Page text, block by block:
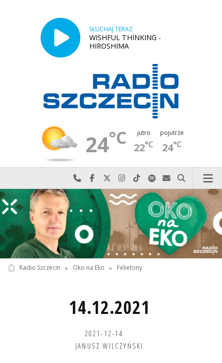
SŁUCHAJ TERAZ
WISHFUL THINKING -
HIROSHIMA
24°C jutro
22°C
pojutrze
24°C
Najlepiej po prostu do nas zadzwoń
Odwiedź nas na Facebook-u
Odwiedź nas na X
Odwiedź nas na Instagram-ie
Odwiedź nas na TikTok-u
Szukaj nas na Spotify
Wyślij do nas
Szukaj
Radio Szczecin » Oko na Eko » Felietony
14.12.2021
2021-12-14
JANUSZ WILCZYŃSKI